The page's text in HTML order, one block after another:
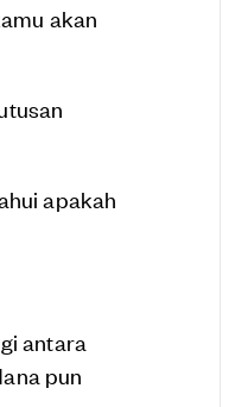
akan
apakah
antara
pun